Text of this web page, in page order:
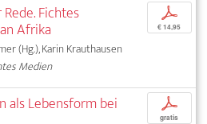
Fichtes
Afrika
(Hg.), Karin Krauthausen
Medien
p
€ 14,95
als Lebensform bei p
gratis